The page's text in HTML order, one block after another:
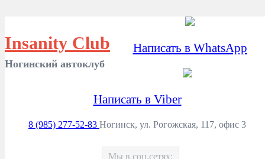
Insanity Club
Ногинский автоклуб
Написать в WhatsApp
Написать в Viber
8 (985) 277-52-83 Ногинск, ул. Рогожская, 117, офис 3
Мы в соц.сетях: